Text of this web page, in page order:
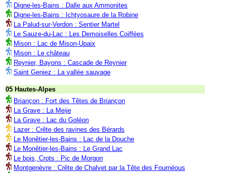
Digne-les-Bains : Dalle aux Ammonites
Digne-les-Bains : Ichtyosaure de la Robine
La Palud-sur-Verdon : Sentier Martel
Le Sauze-du-Lac : Les Demoiselles Coiffées
Mison : Lac de Mison-Upaix
Mison : Le château
Reynier, Bayons : Cascade de Reynier
Saint Geniez : La vallée sauvage
05 Hautes-Alpes
Briançon : Fort des Têtes de Briançon
La Grave : La Meije
La Grave : Lac du Goléon
Lazer : Crête des ravines des Bérards
Le Monêtier-les-Bains : Lac de la Douche
Le Monêtier-les-Bains : Le Grand Lac
Le bois, Crots : Pic de Morgon
Montgenèvre : Crête de Chalvet par la Tête des Fournéous